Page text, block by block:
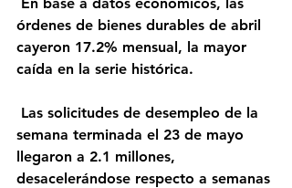
órdenes de bienes durables de abril
cayeron 17.2% mensual, la mayor
caída en la serie histórica.
semana terminada el 23 de mayo
llegaron a 2.1 millones,
desacelerándose respecto a semanas